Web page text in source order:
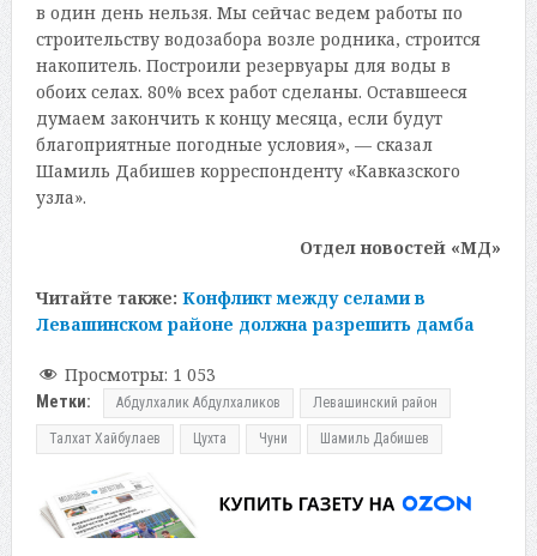
в один день нельзя. Мы сейчас ведем работы по
строительству водозабора возле родника, строится
накопитель. Построили резервуары для воды в
обоих селах. 80% всех работ сделаны. Оставшееся
думаем закончить к концу месяца, если будут
благоприятные погодные условия», — сказал
Шамиль Дабишев корреспонденту «Кавказского
узла».
Отдел новостей «МД»
Читайте также: Конфликт между селами в
Левашинском районе должна разрешить дамба
Просмотры: 1 053
Метки: Абдулхалик Абдулхаликов Левашинский район
Талхат Хайбулаев Цухта Чуни Шамиль Дабишев